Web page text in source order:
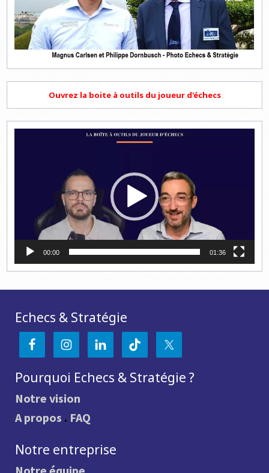
Ouvrez la boite à outils du joueur d'échecs
00:00 01:36
Echecs & Stratégie
Pourquoi Echecs & Stratégie ?
Notre vision
A propos . FAQ
Notre entreprise